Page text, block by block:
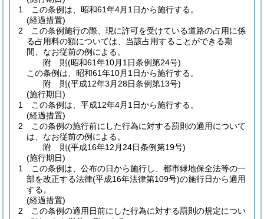
1
この条例は、昭和61年4月1日から施行する。
(経過措置)
2
この条例施行の際、現に許可を受けている道路の占用に係
る占用料の額については、当該占用することができる期
間、なお従前の例による。
附 則(昭和61年10月1日条例第24号)
この条例は、昭和61年10月1日から施行する。
附 則(平成12年3月28日条例第13号)
(施行期日)
1
この条例は、平成12年4月1日から施行する。
(経過措置)
2
この条例の施行前にした行為に対する罰則の適用について
は、なお従前の例による。
附 則(平成16年12月24日条例第19号)
(施行期日)
1
この条例は、公布の日から施行し、都市緑地保全法等の一
部を改正する法律(平成16年法律第109号)の施行日から適用
する。
(経過措置)
2
この条例の適用日前にした行為に対する罰則の規定につい